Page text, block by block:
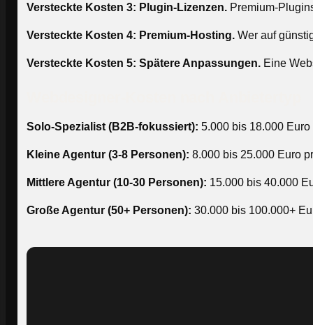
Versteckte Kosten 3: Plugin-Lizenzen. Premium-
Versteckte Kosten 4: Premium-Hosting. Wer auf
Versteckte Kosten 5: Spätere Anpassungen. Eine
Solo-Spezialist (B2B-fokussiert): 5.000 bis 18.000
Kleine Agentur (3-8 Personen): 8.000 bis 25.000 Euro
Mittlere Agentur (10-30 Personen): 15.000 bis 40.000
Große Agentur (50+ Personen): 30.000 bis 100.000+